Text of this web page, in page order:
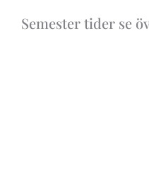
Semester tider se